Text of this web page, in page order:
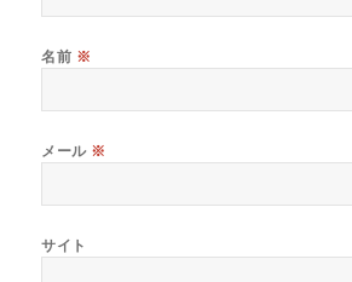
名前 ※
メール ※
サイト